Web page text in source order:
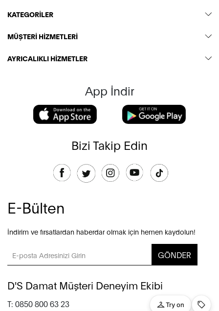
KATEGORİLER
MÜŞTERİ HİZMETLERİ
AYRICALIKLI HİZMETLER
App İndir
Bizi Takip Edin
E-Bülten
İndirim ve fırsatlardan haberdar olmak için hemen kaydolun!
GÖNDER
D'S Damat Müşteri Deneyim Ekibi
T: 0850 800 63 23